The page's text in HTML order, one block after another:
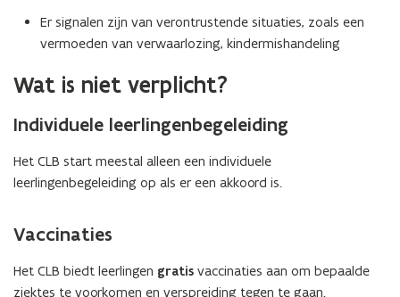
Er signalen zijn van verontrustende situaties, zoals een
vermoeden van verwaarlozing, kindermishandeling
Wat is niet verplicht?
Individuele leerlingenbegeleiding
Het CLB start meestal alleen een individuele
leerlingenbegeleiding op als er een akkoord is.
Vaccinaties
Het CLB biedt leerlingen gratis vaccinaties aan om bepaalde
ziektes te voorkomen en verspreiding tegen te gaan.